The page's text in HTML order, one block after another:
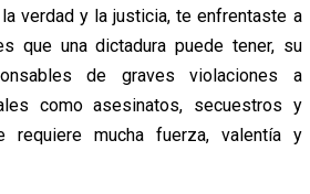
verdad y la justicia, te enfrentaste a
que una dictadura puede tener, su
de graves violaciones a
como asesinatos, secuestros y
requiere mucha fuerza, valentía y